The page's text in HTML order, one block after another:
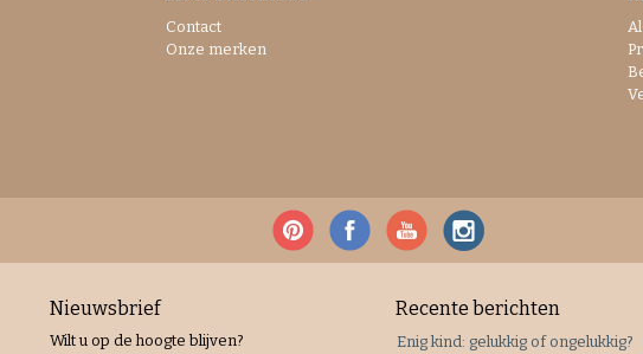
Contact
Onze merken
Nieuwsbrief
Wilt u op de hoogte blijven?
Recente berichten
Enig kind: gelukkig of ongelukkig?